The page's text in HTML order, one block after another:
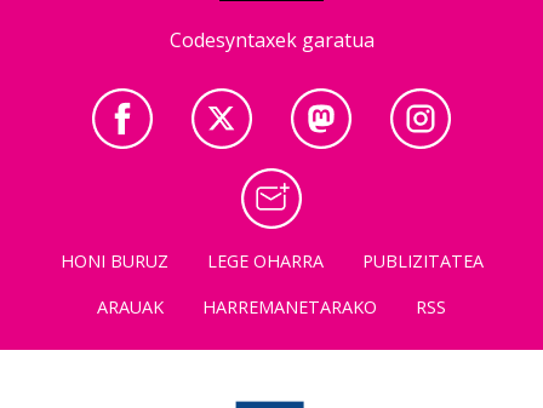
Codesyntaxek garatua
HONI BURUZ LEGE OHARRA
PUBLIZITATEA
ARAUAK
HARREMANETARAKO RSS